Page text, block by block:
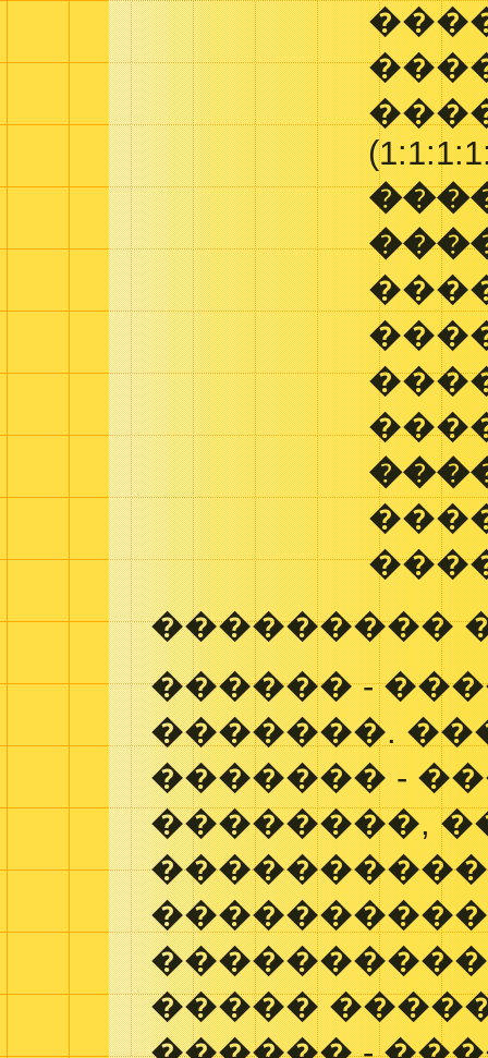
���������
������ -
�������.
������� -
��������,
�����